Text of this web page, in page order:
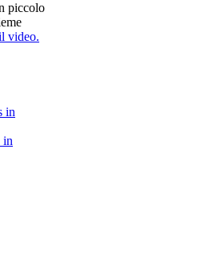
piccolo
video.
in
in